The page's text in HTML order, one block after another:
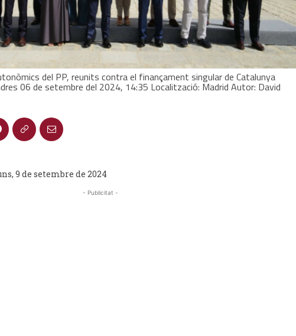
del PP, reunits contra el finançament singular de Catalunya
06 de setembre del 2024, 14:35 Localització: Madrid Autor: David
9 de setembre de 2024
- Publicitat -